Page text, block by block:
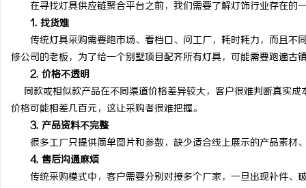
在寻找灯具供应链聚合平台之前，我们需要了解灯饰行业存在的
1. 找货难
传统灯具采购需要跑市场、看档口、问工厂，耗时耗力，而且不
修公司的老板，为了给一个别墅项目配齐所有灯具，可能需要跑遍古
2. 价格不透明
同款或相似款产品在不同渠道价格差异较大，客户很难判断真实
价格可能相差几百元，这让采购者很难把握。
3. 产品资料不完整
很多工厂只提供简单图片和参数，缺少适合线上展示的产品素材
4. 售后沟通麻烦
传统采购模式中，客户需要分别对接多个厂家，一旦出现补件、